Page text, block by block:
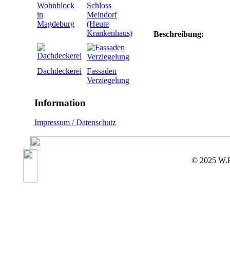
Wohnblock
in
Magdeburg
Schloss
Meindorf
(Heute
Krankenhaus)
Dachdeckerei
Fassaden
Verziegelung
Information
Impressum / Datenschutz
Beschreibung:
© 2025